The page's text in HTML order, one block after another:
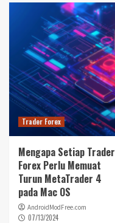
Trader Forex
Mengapa Setiap Trader
Forex Perlu Memuat
Turun MetaTrader 4
pada Mac OS
AndroidModFree.com
07/13/2024